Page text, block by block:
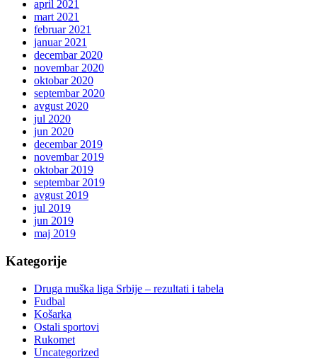
april 2021
mart 2021
februar 2021
januar 2021
decembar 2020
novembar 2020
oktobar 2020
septembar 2020
avgust 2020
jul 2020
jun 2020
decembar 2019
novembar 2019
oktobar 2019
septembar 2019
avgust 2019
jul 2019
jun 2019
maj 2019
Kategorije
Druga muška liga Srbije – rezultati i tabela
Fudbal
Košarka
Ostali sportovi
Rukomet
Uncategorized